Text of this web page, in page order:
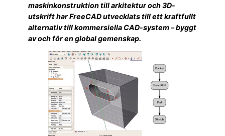
maskinkonstruktion till arkitektur och 3D-
utskrift har FreeCAD utvecklats till ett kraftfullt
alternativ till kommersiella CAD-system – byggt
av och för en global gemenskap.